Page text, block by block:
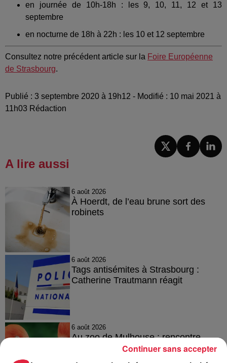
en journée de 10h-18h : les 9, 10, 11, 12 et 13
septembre
en nocturne de 18h à 22h : les 10 et 12 septembre
Consultez notre précédent article sur la Foire Européenne
de Strasbourg.
Publié : 3 septembre 2020 à 19h12 - Modifié : 10 mai 2021 à
11h03 Rédaction
A lire aussi
6 août 2026
À Hoerdt, de l’eau brune sort des
robinets
6 août 2026
Tags antisémites à Strasbourg :
Catherine Trautmann réagit
6 août 2026
Au zoo de Mulhouse : rencontre
avec les flamants rouges
Continuer sans accepter